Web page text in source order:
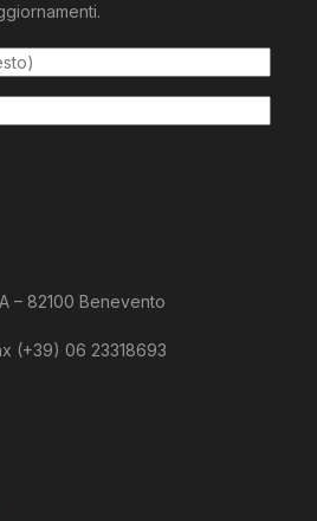
– 82100 Benevento
(+39) 06 23318693